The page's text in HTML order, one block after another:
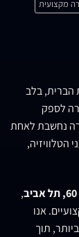
מקצועית
בארצות הברית, בלב
לספק
נחשבת לאחת
הטלוויזיה,
,
אנו
תוך